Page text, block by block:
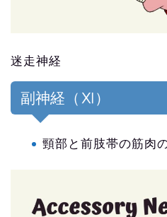
迷走神経
副神経（Ⅺ）
頸部と前肢帯の筋肉